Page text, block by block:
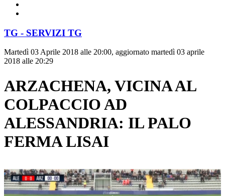
TG - SERVIZI TG
Martedì 03 Aprile 2018 alle 20:00, aggiornato martedì 03 aprile
2018 alle 20:29
ARZACHENA, VICINA AL
COLPACCIO AD
ALESSANDRIA: IL PALO
FERMA LISAI